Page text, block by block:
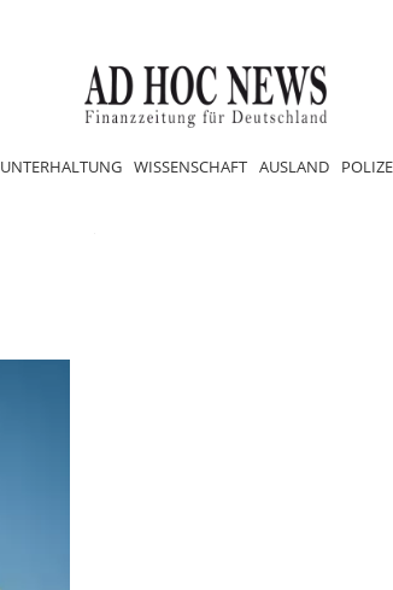
UNTERHALTUNG WISSENSCHAFT AUSLAND